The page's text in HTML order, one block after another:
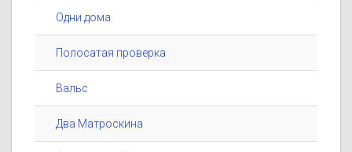
Одни дома
Полосатая проверка
Вальс
Два Матроскина